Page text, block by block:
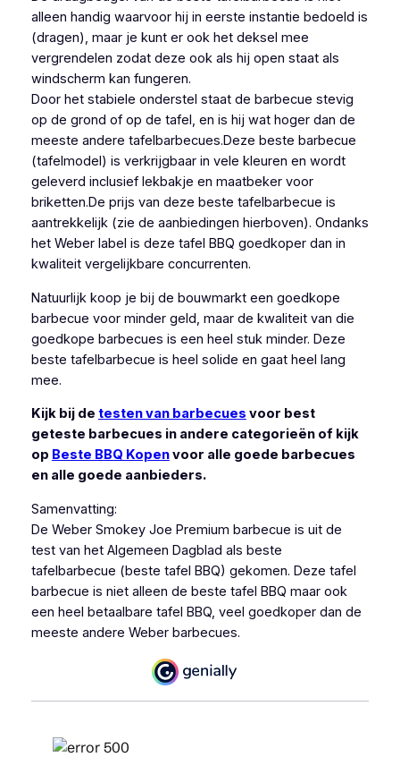
alleen handig waarvoor hij in eerste instantie bedoeld is
(dragen), maar je kunt er ook het deksel mee
vergrendelen zodat deze ook als hij open staat als
windscherm kan fungeren.
Door het stabiele onderstel staat de barbecue stevig
op de grond of op de tafel, en is hij wat hoger dan de
meeste andere tafelbarbecues.Deze beste barbecue
(tafelmodel) is verkrijgbaar in vele kleuren en wordt
geleverd inclusief lekbakje en maatbeker voor
briketten.De prijs van deze beste tafelbarbecue is
aantrekkelijk (zie de aanbiedingen hierboven). Ondanks
het Weber label is deze tafel BBQ goedkoper dan in
kwaliteit vergelijkbare concurrenten.
Natuurlijk koop je bij de bouwmarkt een goedkope
barbecue voor minder geld, maar de kwaliteit van die
goedkope barbecues is een heel stuk minder. Deze
beste tafelbarbecue is heel solide en gaat heel lang
mee.
Kijk bij de testen van barbecues voor best
geteste barbecues in andere categorieën of kijk
op Beste BBQ Kopenvoor alle goede barbecues
en alle goede aanbieders.
Samenvatting:
De Weber Smokey Joe Premium barbecue is uit de
test van het Algemeen Dagblad als beste
tafelbarbecue (beste tafel BBQ) gekomen. Deze tafel
barbecue is niet alleen de beste tafel BBQ maar ook
een heel betaalbare tafel BBQ, veel goedkoper dan de
meeste andere Weber barbecues.